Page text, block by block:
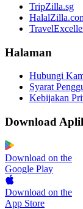
TripZilla.sg
Halaman
Hubungi
Syarat
Kebijakan
Download
Download on the
Google Play
Download on the
App Store